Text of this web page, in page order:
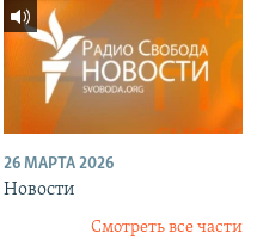
26 МАРТА 2026
Новости
Смотреть все части